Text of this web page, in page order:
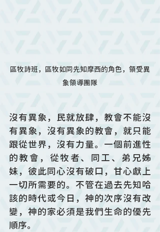
區牧詩班，區牧如同先知摩西的角色，領受異
象領導團隊
沒有異象，民就放肆，教會不能沒
有異象，沒有異象的教會，就只能
跟從世界，沒有力量。一個前進性
的教會，從牧者、同工、弟兄姊
妹，彼此同心沒有破口，甘心獻上
一切所需要的。不管在過去先知哈
該的時代或今日，神的次序沒有改
變，神的家必須是我們生命的優先
順序。